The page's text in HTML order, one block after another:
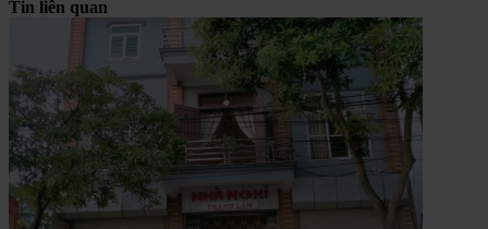
Tin liên quan